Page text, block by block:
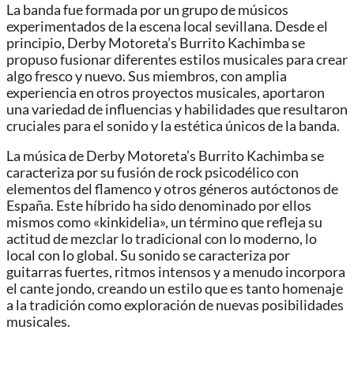
La banda fue formada por un grupo de músicos
experimentados de la escena local sevillana. Desde el
principio, Derby Motoreta’s Burrito Kachimba se
propuso fusionar diferentes estilos musicales para crear
algo fresco y nuevo. Sus miembros, con amplia
experiencia en otros proyectos musicales, aportaron
una variedad de influencias y habilidades que resultaron
cruciales para el sonido y la estética únicos de la banda.
La música de Derby Motoreta’s Burrito Kachimba se
caracteriza por su fusión de rock psicodélico con
elementos del flamenco y otros géneros autóctonos de
España. Este híbrido ha sido denominado por ellos
mismos como «kinkidelia», un término que refleja su
actitud de mezclar lo tradicional con lo moderno, lo
local con lo global. Su sonido se caracteriza por
guitarras fuertes, ritmos intensos y a menudo incorpora
el cante jondo, creando un estilo que es tanto homenaje
a la tradición como exploración de nuevas posibilidades
musicales.